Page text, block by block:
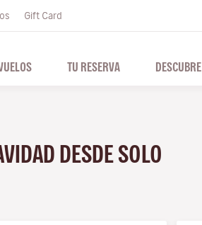
Gift Card
TU RESERVA DESCUBRE
DESDE SOLO